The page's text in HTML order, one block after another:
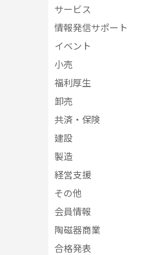
サービス
情報発信サポート
イベント
小売
福利厚生
卸売
共済・保険
建設
製造
経営支援
その他
会員情報
陶磁器商業
合格発表